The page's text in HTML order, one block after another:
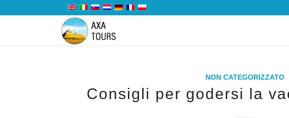
NON CATEGORIZZATO
Consigli per godersi la